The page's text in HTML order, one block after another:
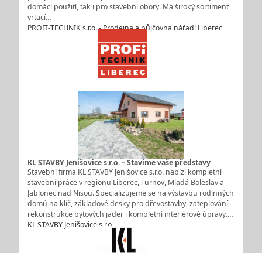
domácí použití, tak i pro stavební obory. Má široký sortiment
vrtací…
PROFI-TECHNIK s.r.o. - Prodejna a půjčovna nářadí Liberec
KL STAVBY Jenišovice s.r.o. – Stavíme vaše představy
Stavební firma KL STAVBY Jenišovice s.r.o. nabízí kompletní
stavební práce v regionu Liberec, Turnov, Mladá Boleslav a
Jablonec nad Nisou. Specializujeme se na výstavbu rodinných
domů na klíč, základové desky pro dřevostavby, zateplování,
rekonstrukce bytových jader i kompletní interiérové úpravy.…
KL STAVBY Jenišovice s.r.o.